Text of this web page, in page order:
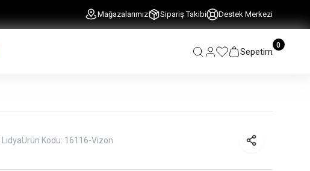
Mağazalarımız Sipariş Takibi Destek Merkezi
Sepetim
0
LidyaÜrün Kodu: 16116-Vizon